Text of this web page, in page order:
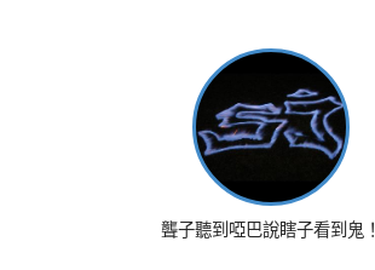
聾子聽到啞巴說瞎子看到鬼！